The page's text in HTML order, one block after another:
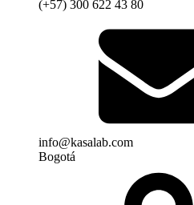
(+57) 300 622 43 80
info@kasalab.com
Bogotá